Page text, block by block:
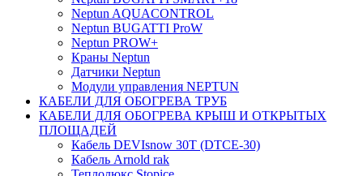
Neptun AQUACONTROL
Neptun BUGATTI ProW
Neptun PROW+
Краны Neptun
Датчики Neptun
Модули управления NEPTUN
КАБЕЛИ ДЛЯ ОБОГРЕВА ТРУБ
КАБЕЛИ ДЛЯ ОБОГРЕВА КРЫШ И ОТКРЫТЫХ
ПЛОЩАДЕЙ
Кабель DEVIsnow 30Т (DTCE-30)
Кабель Arnold rak